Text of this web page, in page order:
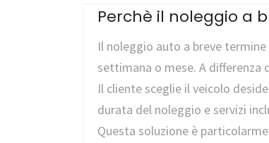
Perchè il noleggio a
Il noleggio auto a breve
settimana o mese. A
Il cliente sceglie il veicolo
durata del noleggio e servizi
Questa soluzione è